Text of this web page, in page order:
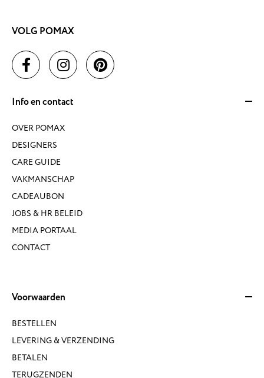
VOLG POMAX
Info en contact
OVER POMAX
DESIGNERS
CARE GUIDE
VAKMANSCHAP
CADEAUBON
JOBS & HR BELEID
MEDIA PORTAAL
CONTACT
Voorwaarden
BESTELLEN
LEVERING & VERZENDING
BETALEN
TERUGZENDEN